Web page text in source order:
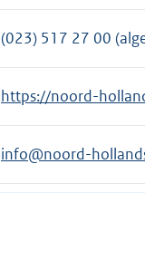
(023) 517 27 00
E
x
t
r
https://noord-
info@noord-